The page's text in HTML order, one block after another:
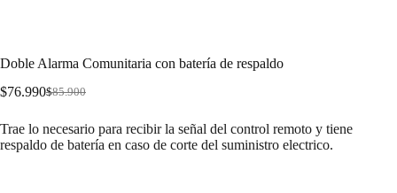
Doble Alarma Comunitaria con batería de respaldo
$85.900
$76.990
Trae lo necesario para recibir la señal del control remoto y tiene
respaldo de batería en caso de corte del suministro electrico.